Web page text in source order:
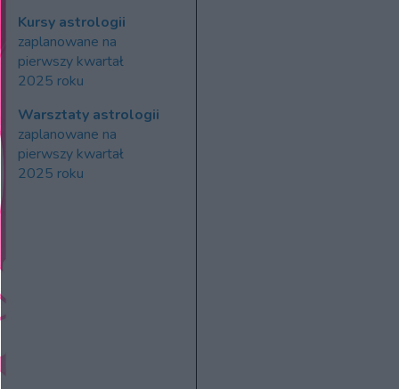
Kursy astrologii
zaplanowane na
pierwszy kwartał
2025 roku
Warsztaty astrologii
zaplanowane na
pierwszy kwartał
2025 roku